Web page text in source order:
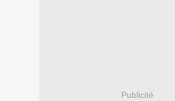
Publicité